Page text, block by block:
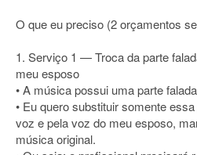
O que eu preciso (2 orçamentos
1. Serviço 1 — Troca da parte
meu esposo
• A música possui uma parte
• Eu quero substituir somente
voz e pela voz do meu esposo,
música original.